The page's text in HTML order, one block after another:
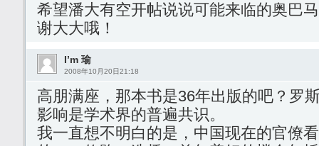
希望潘大有空开帖说说可能来临的奥巴
谢大大哦！
I’m 瑜
2008年10月20日21:18
高朋满座，那本书是36年出版的吧？罗
影响是学术界的普遍共识。
我一直想不明白的是，中国现在的官僚